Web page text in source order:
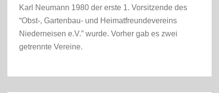
Karl Neumann 1980 der erste 1. Vorsitzende des
“Obst-, Gartenbau- und Heimatfreundevereins
Niederneisen e.V.” wurde. Vorher gab es zwei
getrennte Vereine.